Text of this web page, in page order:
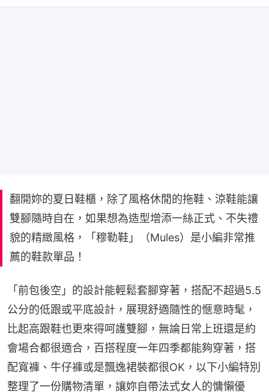
翻開妳的夏日鞋櫃，除了風格休閒的拖鞋、涼鞋能讓
雙腳隨時自在，如果想為造型增添一絲正式、不失禮
貌的精緻風格，「穆勒鞋」（Mules）是小編非常推
薦的鞋款單品！
「前包後空」的設計能輕鬆套腳穿著，搭配不超過5.5
公分的低跟或平底設計，展現舒適隨性的愜意時髦，
比起高跟鞋也更來得呵護雙腳，無論日常上班還是約
會場合都很適合，百搭程度一年四季都能夠穿著，搭
配寬褲、牛仔褲或是飄逸裙裝都很OK，以下小編特別
整理了一份購物清單，讓妳自帶法式女人的慵懶優